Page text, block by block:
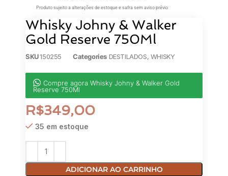
Produto sujeito a alterações de estoque e safra sem aviso prévio
Whisky Johny & Walker
Gold Reserve 750Ml
SKU150255 Categories DESTILADOS, WHISKY
Compre agora Whisky Johny & Walker Gold
Reserve 750Ml
R$349,00
35 em estoque
ADICIONAR AO CARRINHO